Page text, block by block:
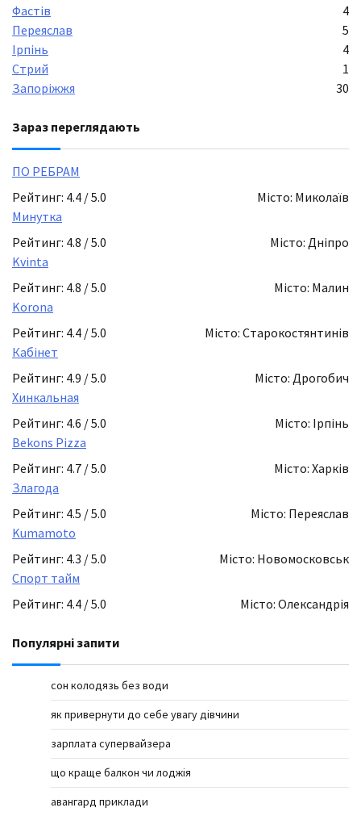
Фастів
4
Переяслав
5
Ірпінь
4
Стрий
1
Запоріжжя
30
Зараз переглядають
ПО РЕБРАМ
Рейтинг: 4.4 / 5.0
Місто: Миколаїв
Минутка
Рейтинг: 4.8 / 5.0
Місто: Дніпро
Kvinta
Рейтинг: 4.8 / 5.0
Місто: Малин
Korona
Рейтинг: 4.4 / 5.0
Місто: Старокостянтинів
Кабінет
Рейтинг: 4.9 / 5.0
Місто: Дрогобич
Хинкальная
Рейтинг: 4.6 / 5.0
Місто: Ірпінь
Bekons Pizza
Рейтинг: 4.7 / 5.0
Місто: Харків
Злагода
Рейтинг: 4.5 / 5.0
Місто: Переяслав
Kumamoto
Рейтинг: 4.3 / 5.0
Місто: Новомосковськ
Спорт тайм
Рейтинг: 4.4 / 5.0
Місто: Олександрія
Популярні запити
сон колодязь без води
як привернути до себе увагу дівчини
зарплата супервайзера
що краще балкон чи лоджія
авангард приклади